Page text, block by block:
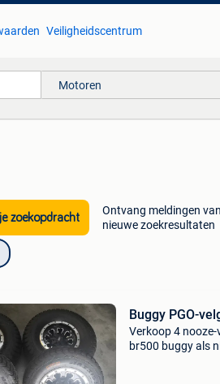
Veiligheidscentrum
Motoren
zoekopdracht
Ontvang meldingen van
nieuwe zoekresultaten
Buggy PGO-
Verkoop 4
br500 buggy als